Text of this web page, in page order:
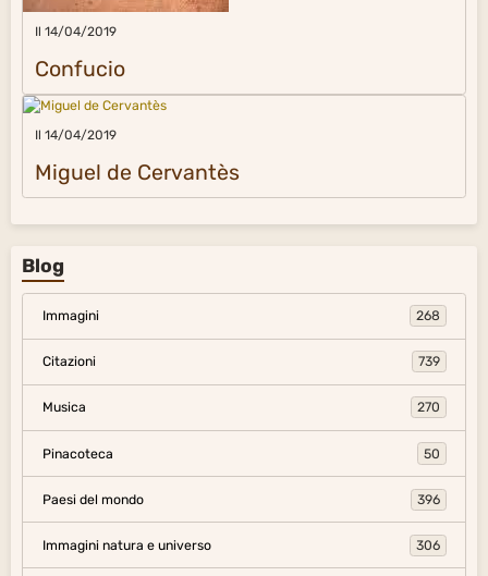
Il 14/04/2019
Confucio
Il 14/04/2019
Miguel de Cervantès
Blog
Immagini 268
Citazioni 739
Musica 270
Pinacoteca 50
Paesi del mondo 396
Immagini natura e universo 306